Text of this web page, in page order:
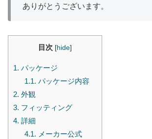
ありがとうございます。
目次 [hide]
1. パッケージ
1.1. パッケージ内容
2. 外観
3. フィッティング
4. 詳細
4.1. メーカー公式